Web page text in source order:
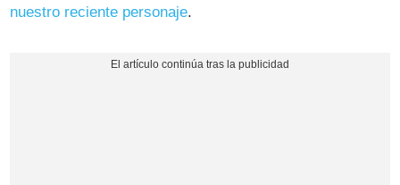
nuestro reciente personaje.